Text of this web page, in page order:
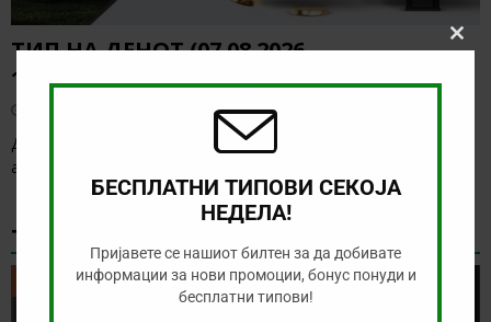
ТИП НА ДЕНОТ (07.08.2026,
19:00) САНДЕФЈОРД – КФУМ
Денес нема солидна понуда за обложување, а ние ќе го
анализираме дуелот од норвешката лига
ТИКЕТ НА ДЕНОТ
ТИКЕТ НА ДЕНОТ
БЕСПЛАТНИ ТИПОВИ СЕКОЈА
НЕДЕЛА!
Пријавете се нашиот билтен за да добивате
информации за нови промоции, бонус понуди и
бесплатни типови!